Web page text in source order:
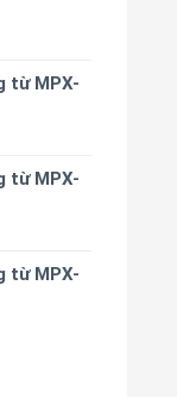
từ MPX-
từ MPX-
từ MPX-